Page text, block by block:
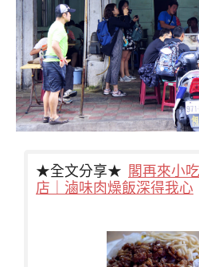
★全文分享★ 閣再來小
店｜滷味肉燥飯深得我心